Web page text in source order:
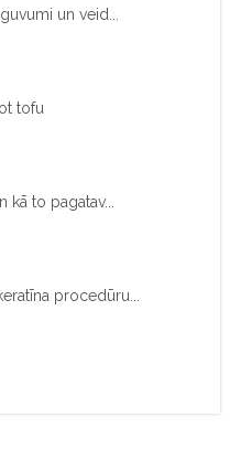
un veid...
tofu
kā to pagatav...
procedūru...